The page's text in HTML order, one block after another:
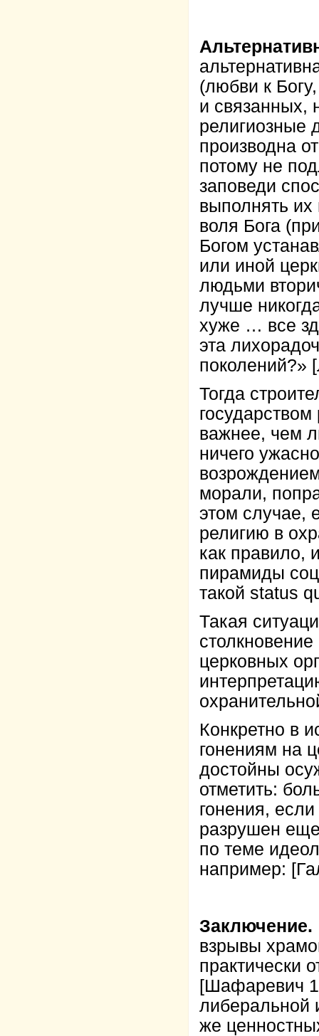
(любви к
и связанных,
религиозные
производна
потому не
заповеди
выполнять их
воля Бога
Богом
или иной
людьми
лучше
хуже … все
эта
поколений?»
Тогда
важнее, чем
ничего
морали,
этом случае,
религию в
как правило,
пирамиды
такой status
Такая
церковных
Конкретно в
гонениям на
достойны
отметить:
гонения,
разрушен
по теме
например:
Заключение.
взрывы
практически
[Шафаревич
либеральной
же